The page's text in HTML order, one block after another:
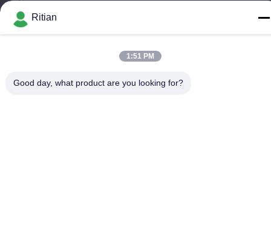
+86-755-84080323
Καλή ποιότητα της Κίνας ΠΡΟΣΤΑΤΕΥΤΙΚΗ ΤΑΙΝΙΑ PE
Ritian
1:51 PM
Good day, what product are you looking for?